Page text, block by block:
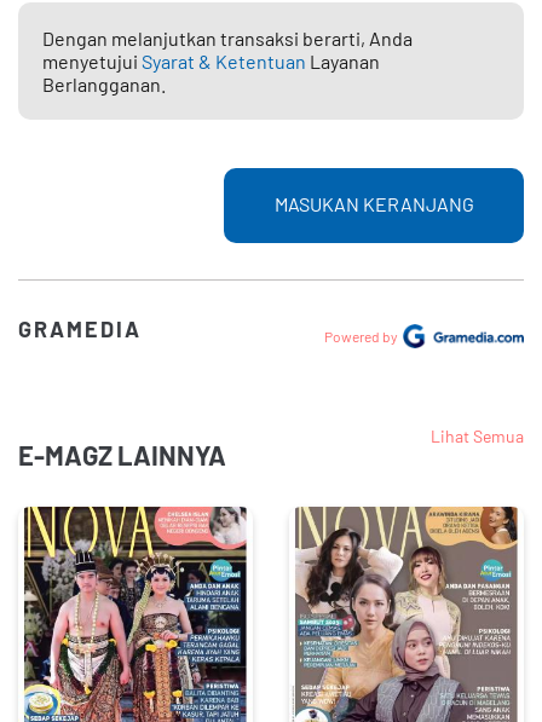
Dengan melanjutkan transaksi berarti, Anda
menyetujui Syarat & Ketentuan Layanan
Berlangganan.
MASUKAN KERANJANG
GRAMEDIA Powered by
E-MAGZ LAINNYA
Lihat Semua